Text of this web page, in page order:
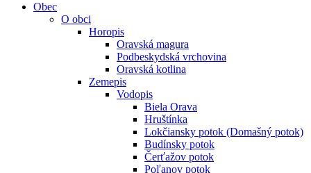
Obec
O obci
Horopis
Oravská magura
Podbeskydská vrchovina
Oravská kotlina
Zemepis
Vodopis
Biela Orava
Hruštínka
Lokčiansky potok (Domašný potok)
Budínsky potok
Čerťažov potok
Poľanov potok